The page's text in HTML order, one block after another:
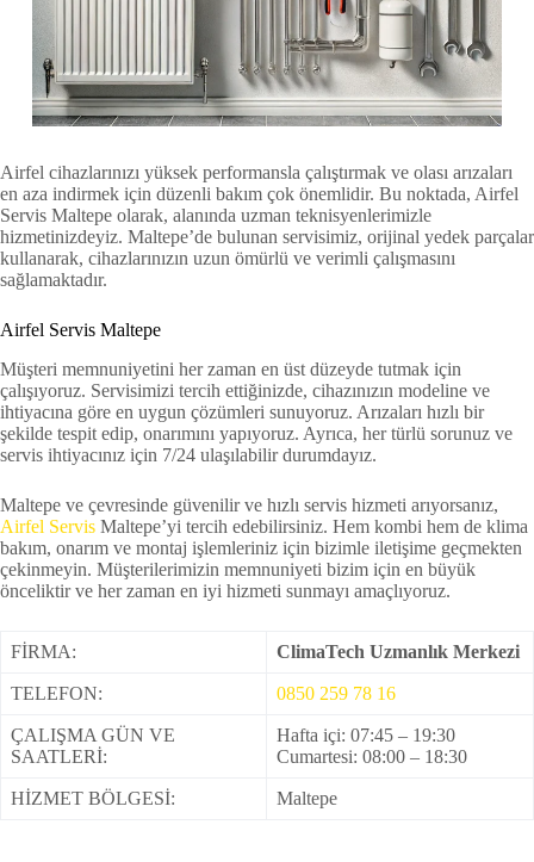
Airfel cihazlarınızı yüksek performansla çalıştırmak ve olası arızaları
en aza indirmek için düzenli bakım çok önemlidir. Bu noktada, Airfel
Servis Maltepe olarak, alanında uzman teknisyenlerimizle
hizmetinizdeyiz. Maltepe’de bulunan servisimiz, orijinal yedek parçalar
kullanarak, cihazlarınızın uzun ömürlü ve verimli çalışmasını
sağlamaktadır.
Airfel Servis Maltepe
Müşteri memnuniyetini her zaman en üst düzeyde tutmak için
çalışıyoruz. Servisimizi tercih ettiğinizde, cihazınızın modeline ve
ihtiyacına göre en uygun çözümleri sunuyoruz. Arızaları hızlı bir
şekilde tespit edip, onarımını yapıyoruz. Ayrıca, her türlü sorunuz ve
servis ihtiyacınız için 7/24 ulaşılabilir durumdayız.
Maltepe ve çevresinde güvenilir ve hızlı servis hizmeti arıyorsanız,
Airfel Servis Maltepe’yi tercih edebilirsiniz. Hem kombi hem de klima
bakım, onarım ve montaj işlemleriniz için bizimle iletişime geçmekten
çekinmeyin. Müşterilerimizin memnuniyeti bizim için en büyük
önceliktir ve her zaman en iyi hizmeti sunmayı amaçlıyoruz.
FİRMA: ClimaTech Uzmanlık Merkezi
TELEFON: 0850 259 78 16
ÇALIŞMA GÜN VE
SAATLERİ:
Hafta içi: 07:45 – 19:30
Cumartesi: 08:00 – 18:30
HİZMET BÖLGESİ: Maltepe